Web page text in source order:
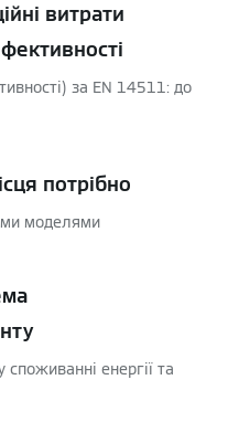
витрати
за EN 14511: до
потрібно
моделями
споживанні енергії та